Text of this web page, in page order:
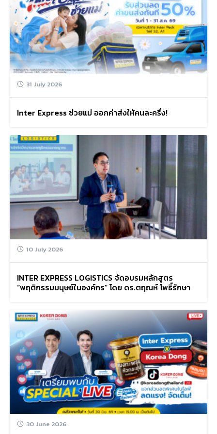
31 July 2026
Inter Express ช่วยแม่ ออกค่าส่งให้คนละครึ่ง!
10 July 2026
INTER EXPRESS LOGISTICS จัดอบรมหลักสูตร
“พฤติกรรมมนุษย์ในองค์กร” โดย ดร.ตฤณห์ โพธิ์รักษา
30 June 2026